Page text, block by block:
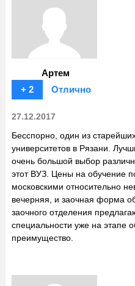
Артем
+ 2
Отлично
27.12.2017
Бесспорно, один из
университетов в Рязани.
очень большой выбор
этот ВУЗ. Цены на обучение
московскими относительно
вечерняя, и заочная форма
заочного отделения
специальности уже на этапе
преимущество.